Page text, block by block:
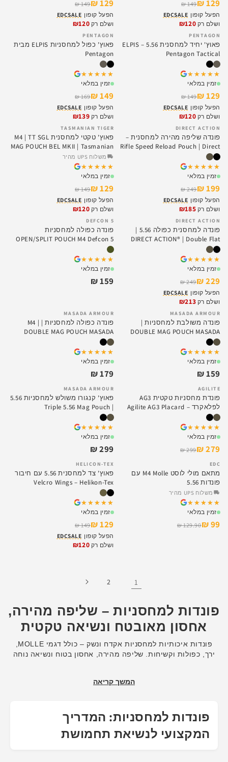
129 ₪
149 ₪
הפעל קופון EDCSALE
ושלם רק ₪120
129 ₪
149 ₪
הפעל קופון EDCSALE
ושלם רק ₪120
SALE
PENTAGON
פאוץ' יחיד למחסנית 5.56 ELPIS –
Pentagon Tactical
★★★★★
★★★★★
זמין במלאי
129 ₪
149 ₪
הפעל קופון EDCSALE
ושלם רק ₪120
SALE
PENTAGON
פאוץ' כפול למחסניות ELPIS מבית
Pentagon
★★★★★
★★★★★
זמין במלאי
149 ₪
169 ₪
הפעל קופון EDCSALE
ושלם רק ₪139
SALE
DIRECT ACTION
פונדה שליפה מהירה למחסנית –
Rifle Speed Reload Pouch | Direct
Action
★★★★★
★★★★★
זמין במלאי
199 ₪
249 ₪
הפעל קופון EDCSALE
ושלם רק ₪185
SALE
TASMANIAN TIGER
פאוץ' טקטי למחסנית M4 | TT SGL
MAG POUCH BEL MKII | Tasmanian
Tigerמשלוח UPS מהיר
★★★★★
★★★★★
זמין במלאי
129 ₪
149 ₪
הפעל קופון EDCSALE
ושלם רק ₪120
SALE
DIRECT ACTION
פונדה למחסנית כפולה 5.56 |
DIRECT ACTION® | Double Flat
Magazine Pouch
★★★★★
★★★★★
זמין במלאי
229 ₪
249 ₪
הפעל קופון EDCSALE
ושלם רק ₪213
DEFCON 5
פונדה כפולה למחסניות
OPEN/SPLIT POUCH M4 Defcon 5
★★★★★
★★★★★
זמין במלאי
159 ₪
MASADA ARMOUR
פונדה משולבת למחסניות |
DOUBLE MAG POUCH MASADA
★★★★★
★★★★★
זמין במלאי
159 ₪
MASADA ARMOUR
פונדה כפולה למחסניות | M4 |
DOUBLE MAG POUCH MASADA
★★★★★
★★★★★
זמין במלאי
179 ₪
SALE
AGILITE
פונדת מחסניות טקטית AG3
לפלאקרד – Agilite AG3 Placard
Triple Mag Pouch
★★★★★
★★★★★
זמין במלאי
279 ₪
299 ₪
MASADA ARMOUR
פאוץ' קנגורו משולש למחסניות 5.56
| Triple 5.56 Mag Pouch
★★★★★
★★★★★
זמין במלאי
299 ₪
SALEEDC
מתאם מולי לוסט M4 Molle עם
פונדות 5.56
משלוח UPS מהיר
★★★★★
★★★★★
זמין במלאי
99 ₪
129.90 ₪
SALE
HELICON-TEX
פאוץ' צד למחסנית 5.56 עם חיבור
Velcro Wings – Helikon-Tex
★★★★★
★★★★★
זמין במלאי
129 ₪
149 ₪
הפעל קופון EDCSALE
ושלם רק ₪120
1
2
פונדות למחסניות – שליפה מהירה,
אחסון מאובטח ונשיאה טקטית
ירך, כפולות וקשיחות. שליפה מהירה, אחסון בטוח ונשיאה נוחה
המשך קריאה
פונדות למחסניות: המדריך
המקצועי לנשיאת תחמושת